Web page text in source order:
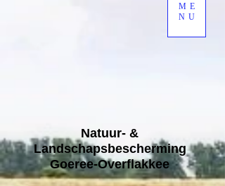
Natuur- &
Landschapsbescherming
Goeree-Overflakkee
ME
NU